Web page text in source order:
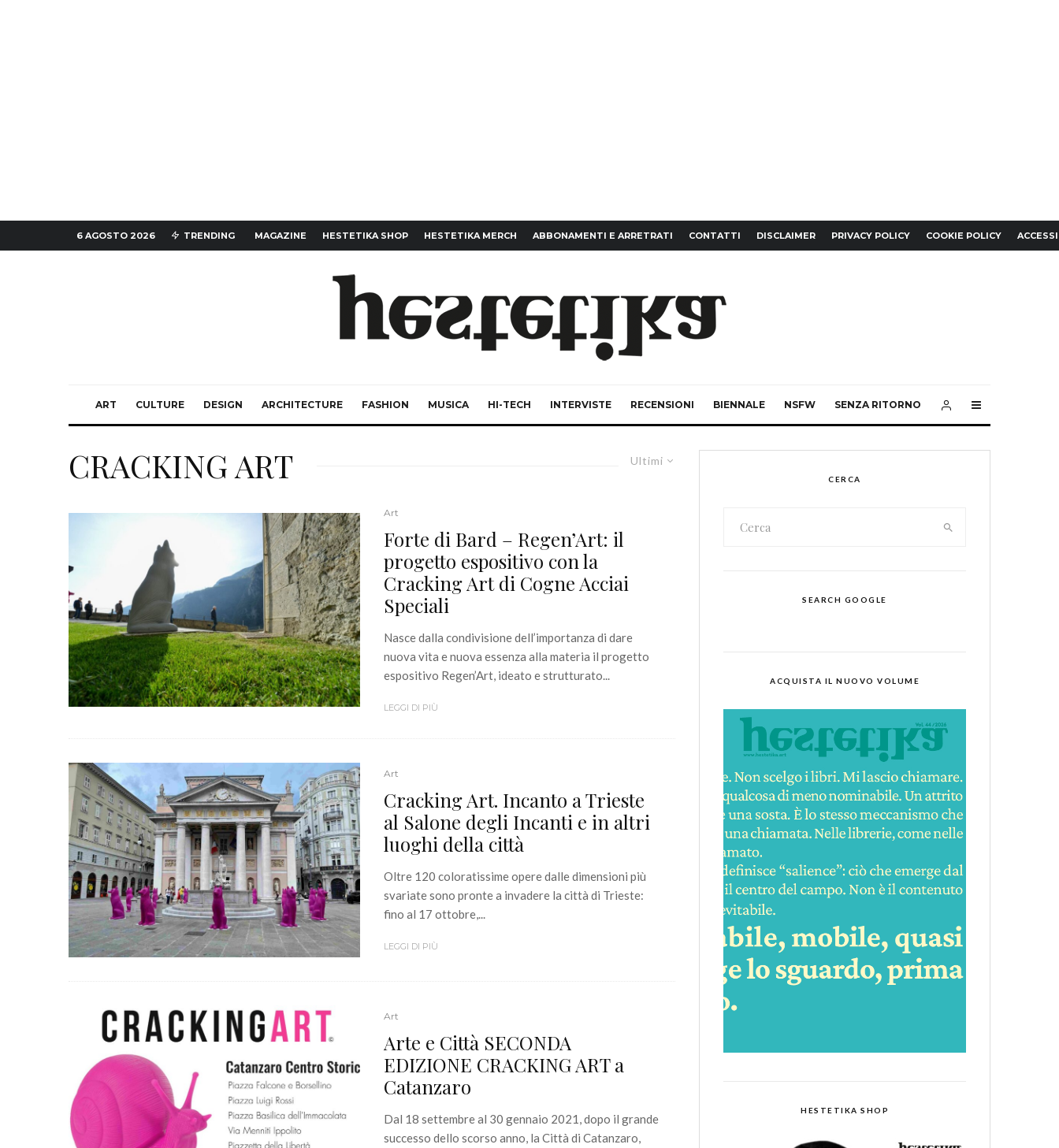
6 AGOSTO 2026 TRENDING MAGAZINE HESTETIKA SHOP HESTETIKA MERCH ABBONAMENTI E ARRETRATI CONTATTI DISCLAIMER PRIVACY POLICY COOKIE POLICY
ART CULTURE DESIGN ARCHITECTURE FASHION MUSICA HI-TECH INTERVISTE RECENSIONI BIENNALE NSFW SENZA RITORNO
Ultimi
CRACKING ART
Art
Forte di Bard – Regen’Art: il
progetto espositivo con la
Cracking Art di Cogne Acciai
Speciali
Nasce dalla condivisione dell’importanza di dare
nuova vita e nuova essenza alla materia il progetto
espositivo Regen’Art, ideato e strutturato...
LEGGI DI PIÙ
Art
Cracking Art. Incanto a Trieste
al Salone degli Incanti e in altri
luoghi della città
Oltre 120 coloratissime opere dalle dimensioni più
svariate sono pronte a invadere la città di Trieste:
fino al 17 ottobre,...
LEGGI DI PIÙ
Art
Arte e Città SECONDA
EDIZIONE CRACKING ART a
Catanzaro
Dal 18 settembre al 30 gennaio 2021, dopo il grande
successo dello scorso anno, la Città di Catanzaro,
CERCA
SEARCH GOOGLE
ACQUISTA IL NUOVO VOLUME
HESTETIKA SHOP